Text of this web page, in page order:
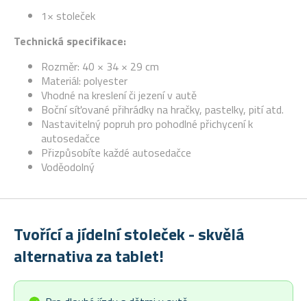
1× stoleček
Technická specifikace:
Rozměr: 40 × 34 × 29 cm
Materiál: polyester
Vhodné na kreslení či jezení v autě
Boční síťované přihrádky na hračky, pastelky, pití atd.
Nastavitelný popruh pro pohodlné přichycení k
autosedačce
Přizpůsobíte každé autosedačce
Voděodolný
Tvořící a jídelní stoleček - skvělá
alternativa za tablet!